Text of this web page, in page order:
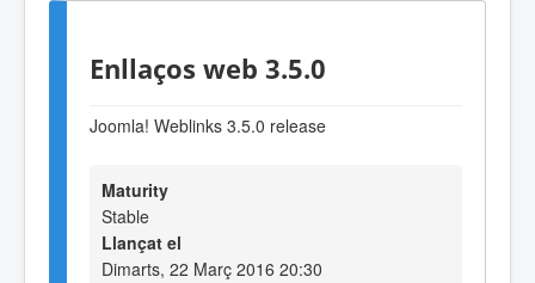
Enllaços web 3.5.0
Joomla! Weblinks 3.5.0 release
Maturity
Stable
Llançat el
Dimarts, 22 Març 2016 20:30